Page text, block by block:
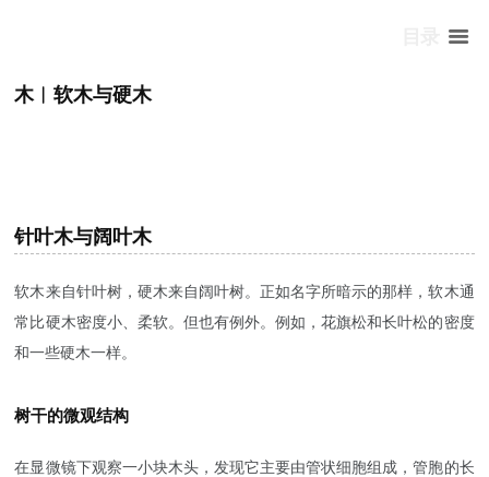
木︱软木与硬木
针叶木与阔叶木
软木来自针叶树，硬木来自阔叶树。正如名字所暗示的那样，软木通
常比硬木密度小、柔软。但也有例外。例如，花旗松和长叶松的密度
和一些硬木一样。
树干的微观结构
在显微镜下观察一小块木头，发现它主要由管状细胞组成，管胞的长